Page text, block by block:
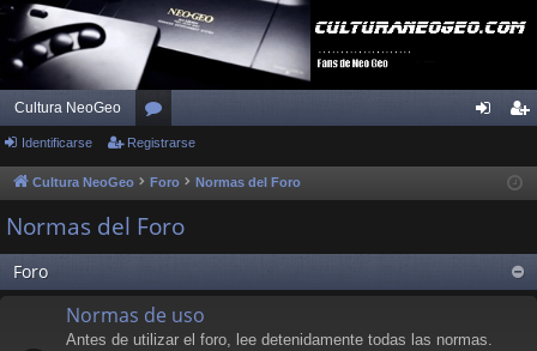
Cultura NeoGeo
or
os
ar
se
ist
rs
e
Identificarse Registrarse
Cultura NeoGeo Foro Normas del Foro
Normas del Foro
Foro
Normas de uso
Antes de utilizar el foro, lee detenidamente todas las normas.